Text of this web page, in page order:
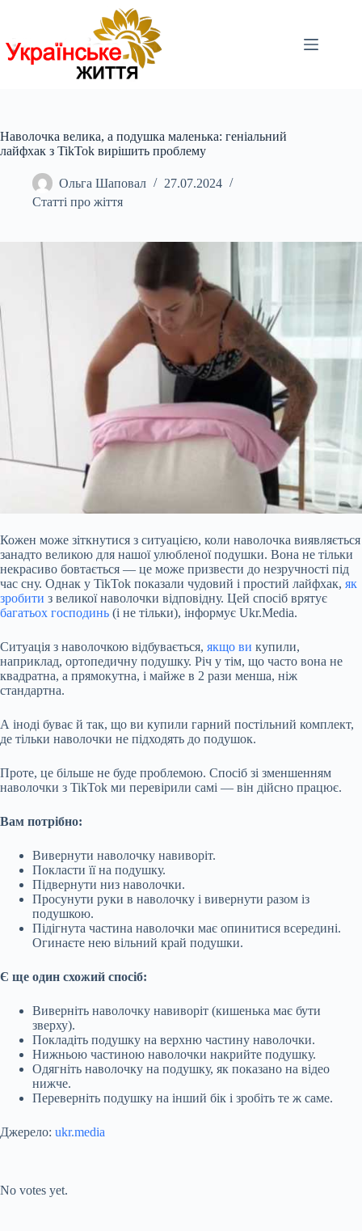
Наволочка велика, а подушка маленька: геніальний
лайфхак з TikTok вирішить проблему
Ольга Шаповал
27.07.2024
Статті про жіття
Кожен може зіткнутися з ситуацією, коли наволочка виявляється
занадто великою для нашої улюбленої подушки. Вона не тільки
некрасиво бовтається — це може призвести до незручності під
час сну. Однак у TikTok показали чудовий і простий лайфхак, як
зробити з великої наволочки відповідну. Цей спосіб врятує
багатьох господинь (і не тільки), інформує Ukr.Media.
Ситуація з наволочкою відбувається, якщо ви купили,
наприклад, ортопедичну подушку. Річ у тім, що часто вона не
квадратна, а прямокутна, і майже в 2 рази менша, ніж
стандартна.
А іноді буває й так, що ви купили гарний постільний комплект,
де тільки наволочки не підходять до подушок.
Проте, це більше не буде проблемою. Спосіб зі зменшенням
наволочки з TikTok ми перевірили самі — він дійсно працює.
Вам потрібно:
Вивернути наволочку навиворіт.
Покласти її на подушку.
Підвернути низ наволочки.
Просунути руки в наволочку і вивернути разом із
подушкою.
Підігнута частина наволочки має опинитися всередині.
Огинаєте нею вільний край подушки.
Є ще один схожий спосіб:
Виверніть наволочку навиворіт (кишенька має бути
зверху).
Покладіть подушку на верхню частину наволочки.
Нижньою частиною наволочки накрийте подушку.
Одягніть наволочку на подушку, як показано на відео
нижче.
Переверніть подушку на інший бік і зробіть те ж саме.
Джерело: ukr.media
No votes yet.